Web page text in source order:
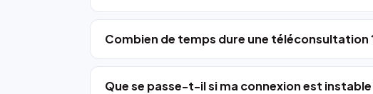
Combien de temps dure une téléconsultation
Que se passe-t-il si ma connexion est instable